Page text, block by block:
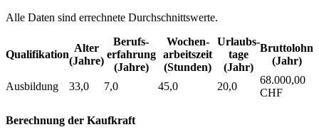
Alle Daten sind errechnete Durchschnittswerte.
Qualifikation
Alter
(Jahre)
Berufs­
erfahrung
(Jahre)
Wochen­
arbeitszeit
(Stunden)
Urlaubs­
tage
(Jahr)
Bruttolohn
(Jahr)
Ausbildung 33,0 7,0 45,0 20,0
68.000,00
CHF
Berechnung der Kaufkraft